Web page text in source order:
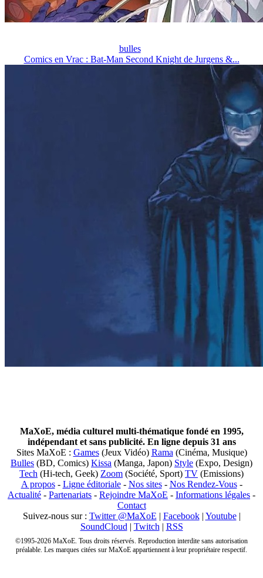
bulles
Comics en Vrac : Bat-Man Second Knight de Jurgens &...
MaXoE, média culturel multi-thématique fondé en 1995,
indépendant et sans publicité. En ligne depuis 31 ans
Sites MaXoE : Games(Jeux Vidéo) Rama (Cinéma, Musique)
Bulles (BD, Comics) Kissa (Manga, Japon) Style (Expo, Design)
Tech (Hi-tech, Geek) Zoom (Société, Sport) TV (Emissions)
A propos- Ligne éditoriale- Nos sites- Nos Rendez-Vous-
Actualité - Partenariats - Rejoindre MaXoE - Informations légales -
Contact
Suivez-nous sur : Twitter @MaXoE | Facebook| Youtube|
SoundCloud | Twitch | RSS
©1995-2026 MaXoE. Tous droits réservés. Reproduction interdite sans autorisation
préalable. Les marques citées sur MaXoE appartiennent à leur propriétaire respectif.